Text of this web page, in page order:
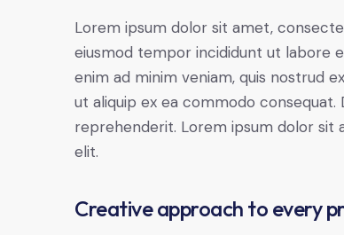
Lorem ipsum dolor sit amet,
eiusmod tempor incididunt ut labore
enim ad minim veniam, quis nostrud
ut aliquip ex ea commodo consequat.
reprehenderit. Lorem ipsum dolor sit
elit.
Creative approach to every